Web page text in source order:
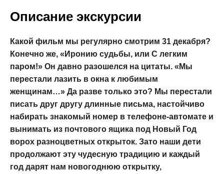
Описание экскурсии
Какой фильм мы регулярно смотрим 31 декабря?
Конечно же, «Иронию судьбы, или С легким
паром!» Он давно разошелся на цитаты. «Мы
перестали лазить в окна к любимым
женщинам…» Да разве только это? Мы перестали
писать друг другу длинные письма, настойчиво
набирать знакомый номер в телефоне-автомате и
вынимать из почтового ящика под Новый Год
ворох разноцветных открыток. Зато наши дети
продолжают эту чудесную традицию и каждый
год дарят нам новогоднюю открытку,